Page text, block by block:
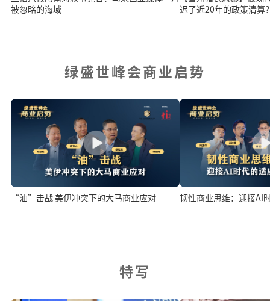
被忽略的海域
迟了近20年的政策清算
绿盛世峰会商业启势
“油”击战 美伊冲突下的大马商业应对 韧性商业思维：迎接AI
特写